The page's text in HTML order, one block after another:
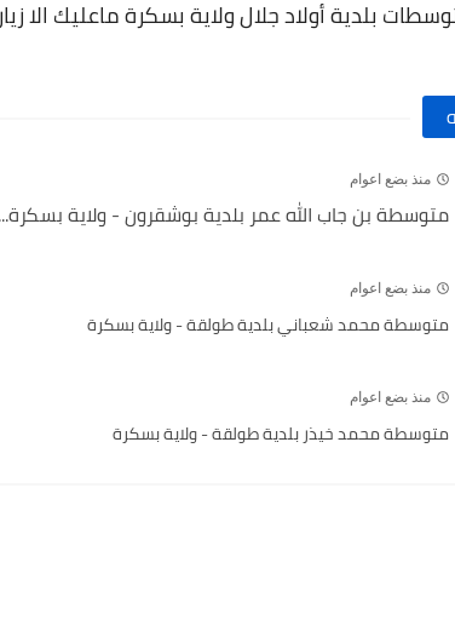
بلدية أولاد جلال ولاية بسكرة ماعليك الا
منذ بضع اعوام
متوسطة بن جاب الله عمر بلدية بوشقرون - ولاية بسكرة...
منذ بضع اعوام
متوسطة محمد شعباني بلدية طولقة - ولاية بسكرة
منذ بضع اعوام
متوسطة محمد خيذر بلدية طولقة - ولاية بسكرة